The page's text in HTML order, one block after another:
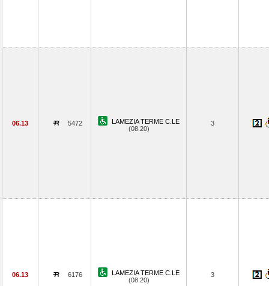
06.13 5472
LAMEZIA TERME C.LE
(08.20)
3
06.13 6176
LAMEZIA TERME C.LE
(08.20)
3